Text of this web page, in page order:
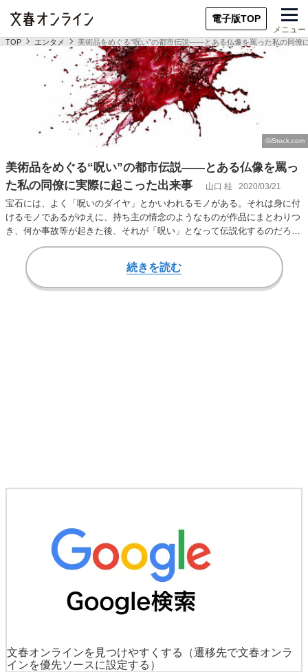
電子版TOP
メニュー
TOP エンタメ 美術品をめぐる“呪い”の都市伝説――とある仏像を罵った私の同僚
美術品をめぐる“呪い”の都市伝説――とある仏像を罵っ
た私の同僚に実際に起こった出来事
山口 桂 2020/03/21
宝石には、よく「呪いのダイヤ」とかいわれるモノがある。それは身に付
けるモノであるがゆえに、持ち主の情念のようなものが作品にまとわりつ
き、何か事故等が起きた後、それが「呪い」となって伝説化するのだろ
う。 それは美術品…
続きを読む
文春オンラインを見つけやすくする
（遷移先で文春オンラ
インを優先ソースに設定する）